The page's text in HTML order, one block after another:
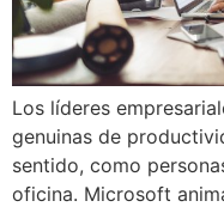
Los líderes
genuinas de
sentido, como
oficina. Microsoft